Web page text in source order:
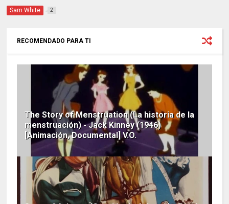
Sam White 2
RECOMENDADO PARA TI
The Story of Menstruation (La historia de la
menstruación) - Jack Kinney (1946)
[Animación, Documental] V.O.